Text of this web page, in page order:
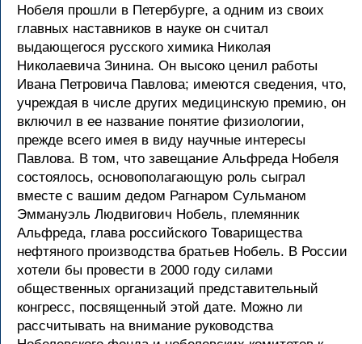
Нобеля прошли в Петербурге, а одним из своих
главных наставников в науке он считал
выдающегося русского химика Николая
Николаевича Зинина. Он высоко ценил работы
Ивана Петровича Павлова; имеются сведения, что,
учреждая в числе других медицинскую премию, он
включил в ее название понятие физиологии,
прежде всего имея в виду научные интересы
Павлова. В том, что завещание Альфреда Нобеля
состоялось, основополагающую роль сыграл
вместе с вашим дедом Рагнаром Сульманом
Эммануэль Людвигович Нобель, племянник
Альфреда, глава российского Товарищества
нефтяного производства братьев Нобель. В России
хотели бы провести в 2000 году силами
общественных организаций представительный
конгресс, посвященный этой дате. Можно ли
рассчитывать на внимание руководства